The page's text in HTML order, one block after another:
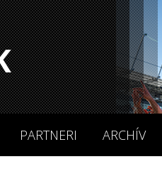
PARTNERI ARCHÍV